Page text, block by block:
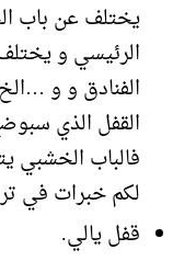
يختلف عن باب
الرئيسي و
الفنادق و و
القفل الذي
فالباب الخشبي
لكم خبرات في
قفل يالي.